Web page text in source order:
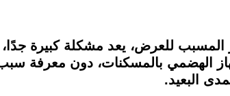
المسبب للعرض، يعد مشكلة كبيرة
الهضمي بالمسكنات، دون معرفة
البعيد.